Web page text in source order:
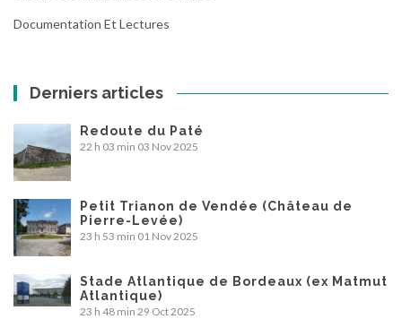
Documentation Et Lectures
Derniers articles
Redoute du Paté
22 h 03 min 03 Nov 2025
Petit Trianon de Vendée (Château de
Pierre-Levée)
23 h 53 min 01 Nov 2025
Stade Atlantique de Bordeaux (ex Matmut
Atlantique)
23 h 48 min 29 Oct 2025